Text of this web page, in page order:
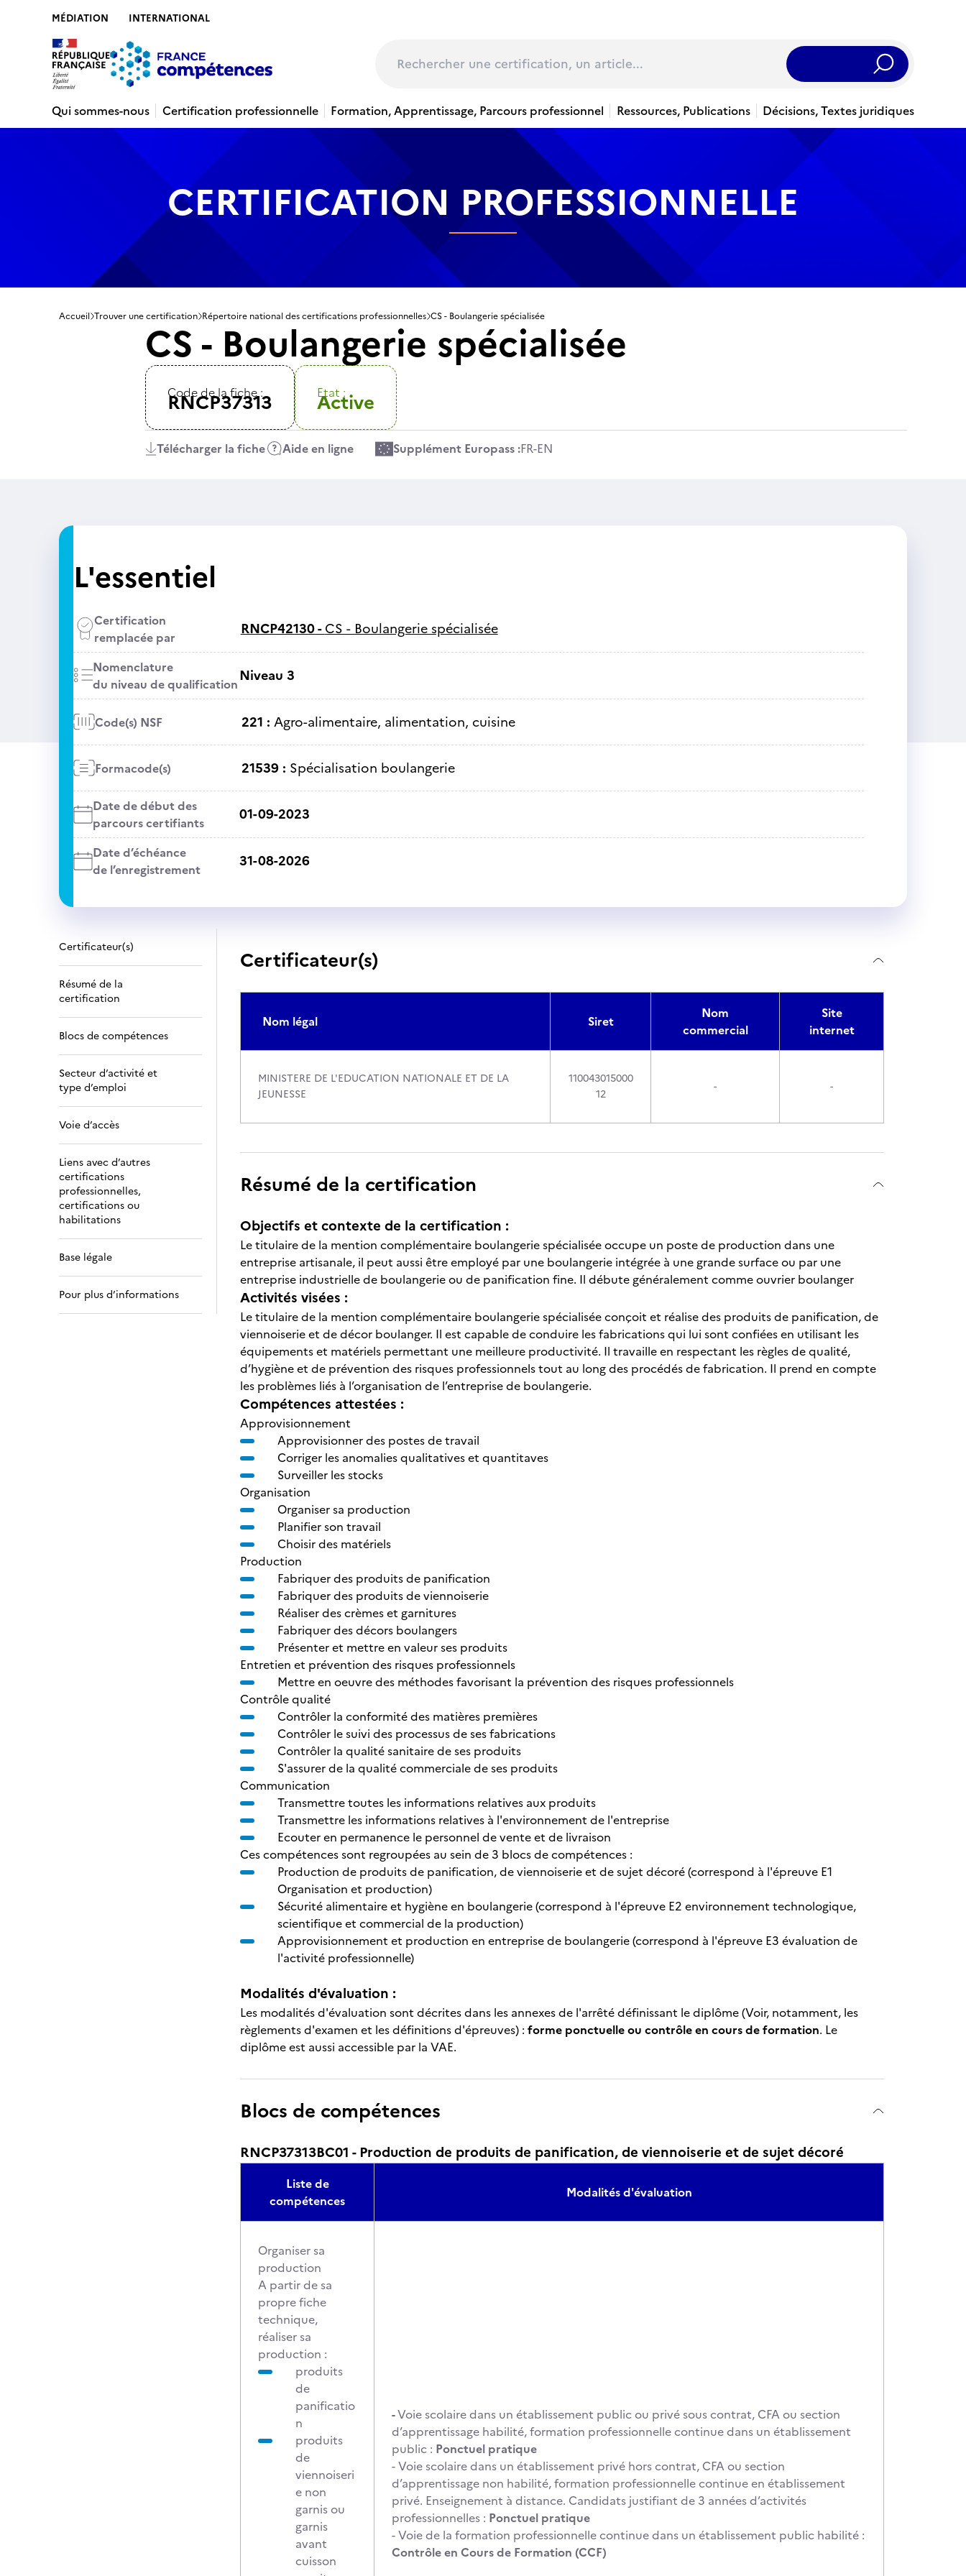
MÉDIATION INTERNATIONAL
Rechercher
Qui sommes-nous
Certification professionnelle Formation, Apprentissage, Parcours professionnel Ressources, Publications Décisions, Textes juridiques
CERTIFICATION PROFESSIONNELLE
Accueil Trouver une certification Répertoire national des certifications professionnelles CS - Boulangerie spécialisée
CS - Boulangerie spécialisée
Code de la fiche :
RNCP37313 Etat :
Active
Télécharger la fiche Aide en ligne Supplément Europass :FR-EN
L'essentiel
Certification
remplacée par
RNCP42130 -CS - Boulangerie spécialisée
Nomenclature
du niveau de qualificationNiveau 3
Code(s) NSF 221 : Agro-alimentaire, alimentation, cuisine
Formacode(s) 21539 : Spécialisation boulangerie
Date de début des
parcours certifiants
01-09-2023
Date d’échéance
de l’enregistrement
31-08-2026
Certificateur(s)
Résumé de la
certification
Blocs de compétences
Secteur d’activité et
type d’emploi
Voie d’accès
Liens avec d’autres
certifications
professionnelles,
certifications ou
habilitations
Base légale
Pour plus d’informations
Certificateur(s)
Nom légal Siret
Nom
commercial
Site
internet
MINISTERE DE L'EDUCATION NATIONALE ET DE LA
JEUNESSE
110043015000
12
- -
Résumé de la certification
Objectifs et contexte de la certification :
Le titulaire de la mention complémentaire boulangerie spécialisée occupe un poste de production dans une
entreprise artisanale, il peut aussi être employé par une boulangerie intégrée à une grande surface ou par une
entreprise industrielle de boulangerie ou de panification fine. Il débute généralement comme ouvrier boulanger
Activités visées :
Le titulaire de la mention complémentaire boulangerie spécialisée conçoit et réalise des produits de panification, de
viennoiserie et de décor boulanger. Il est capable de conduire les fabrications qui lui sont confiées en utilisant les
équipements et matériels permettant une meilleure productivité. Il travaille en respectant les règles de qualité,
d’hygiène et de prévention des risques professionnels tout au long des procédés de fabrication. Il prend en compte
les problèmes liés à l’organisation de l’entreprise de boulangerie.
Compétences attestées :
Approvisionnement
Approvisionner des postes de travail
Corriger les anomalies qualitatives et quantitaves
Surveiller les stocks
Organisation
Organiser sa production
Planifier son travail
Choisir des matériels
Production
Fabriquer des produits de panification
Fabriquer des produits de viennoiserie
Réaliser des crèmes et garnitures
Fabriquer des décors boulangers
Présenter et mettre en valeur ses produits
Entretien et prévention des risques professionnels
Mettre en oeuvre des méthodes favorisant la prévention des risques professionnels
Contrôle qualité
Contrôler la conformité des matières premières
Contrôler le suivi des processus de ses fabrications
Contrôler la qualité sanitaire de ses produits
S'assurer de la qualité commerciale de ses produits
Communication
Transmettre toutes les informations relatives aux produits
Transmettre les informations relatives à l'environnement de l'entreprise
Ecouter en permanence le personnel de vente et de livraison
Ces compétences sont regroupées au sein de 3 blocs de compétences :
Production de produits de panification, de viennoiserie et de sujet décoré (correspond à l'épreuve E1
Organisation et production)
Sécurité alimentaire et hygiène en boulangerie (correspond à l'épreuve E2 environnement technologique,
scientifique et commercial de la production)
Approvisionnement et production en entreprise de boulangerie (correspond à l'épreuve E3 évaluation de
l'activité professionnelle)
Modalités d'évaluation :
Les modalités d'évaluation sont décrites dans les annexes de l'arrêté définissant le diplôme (Voir, notamment, les
règlements d'examen et les définitions d'épreuves) : forme ponctuelle ou contrôle en cours de formation. Le
diplôme est aussi accessible par la VAE.
Blocs de compétences
RNCP37313BC01 - Production de produits de panification, de viennoiserie et de sujet décoré
Liste de
compétences
Modalités d'évaluation
Organiser sa
production
A partir de sa
propre fiche
technique,
réaliser sa
production :
produits
de
panificatio
n
produits
de
viennoiseri
e non
garnis ou
garnis
avant
cuisson
-Voie scolaire dans un établissement public ou privé sous contrat, CFA ou section
d’apprentissage habilité, formation professionnelle continue dans un établissement
public : Ponctuel pratique
- Voie scolaire dans un établissement privé hors contrat, CFA ou section
d’apprentissage non habilité, formation professionnelle continue en établissement
privé. Enseignement à distance. Candidats justifiant de 3 années d’activités
professionnelles : Ponctuel pratique
- Voie de la formation professionnelle continue dans un établissement public habilité :
Contrôle en Cours de Formation (CCF)